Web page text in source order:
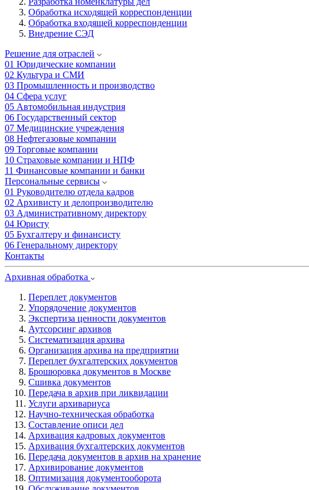
Обработка исходящей корреспонденции
Обработка входящей корреспонденции
Внедрение СЭД
Решение для отраслей
01 Юридические компании
02 Культура и СМИ
03 Промышленность и производство
04 Сфера услуг
05 Автомобильная индустрия
06 Государственный сектор
07 Медицинские учреждения
08 Нефтегазовые компании
09 Торговые компании
10 Страховые компании и НПФ
11 Финансовые компании и банки
Персональные сервисы
01 Руководителю отдела кадров
02 Архивисту и делопроизводителю
03 Административному директору
04 Юристу
05 Бухгалтеру и финансисту
06 Генеральному директору
Контакты
Архивная обработка
Переплет документов
Упорядочение документов
Экспертиза ценности документов
Аутсорсинг архивов
Систематизация архива
Организация архива на предприятии
Переплет бухгалтерских документов
Брошюровка документов в Москве
Сшивка документов
Передача в архив при ликвидации
Услуги архивариуса
Научно-техническая обработка
Составление описи дел
Архивация кадровых документов
Архивация бухгалтерских документов
Передача документов в архив на хранение
Архивирование документов
Оптимизация документооборота